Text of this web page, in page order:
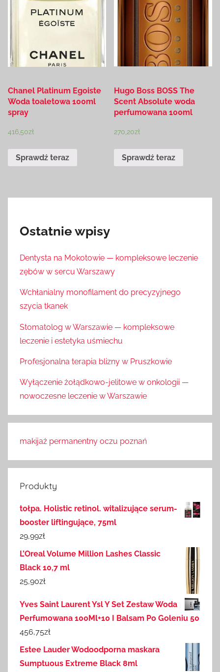
Chanel Platinum Egoiste
Woda toaletowa 100ml
spray
416,50zł
Sprawdź teraz
Hugo Boss BOSS The
Scent Absolute woda
perfumowana 100ml
270,20zł
Sprawdź teraz
Ostatnie wpisy
Dentysta na Mokotowie — kompleksowe leczenie
zębów w sercu Warszawy
Wchłanialny monofilament do precyzyjnego
szycia tkanek
Stomatolog w Warszawie — kompleksowe
leczenie i estetyka uśmiechu
Profesjonalna terapia blizny w Pruszkowie
Wyłączenie żołądkowo-jelitowe w onkologii —
nowoczesne leczenie w Warszawie
makijaż permanentny oczu poznań
Produkty
tołpa. Holistic retinol. witalizujące serum-
booster liftingujące, 75ml
29,99zł
L’Oreal Volume Million Lashes Classic
Black 10,7 ml
25,90zł
Yves Saint Laurent Ysl Y Set Zestaw Woda
Perfumowana 100Ml+10 I Balsam Po Goleniu 50
456,75zł
Estee Lauder Wodoodporna maskara
Sumptuous Extreme Black 8ml